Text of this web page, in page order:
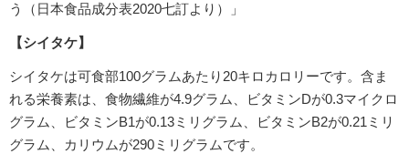
う（日本食品成分表2020七訂より）」
【シイタケ】
シイタケは可食部100グラムあたり20キロカロリーです。含ま
れる栄養素は、食物繊維が4.9グラム、ビタミンDが0.3マイクロ
グラム、ビタミンB1が0.13ミリグラム、ビタミンB2が0.21ミリ
グラム、カリウムが290ミリグラムです。